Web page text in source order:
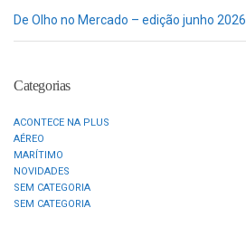
De Olho no Mercado – edição junho 2026
Categorias
ACONTECE NA PLUS
AÉREO
MARÍTIMO
NOVIDADES
SEM CATEGORIA
SEM CATEGORIA